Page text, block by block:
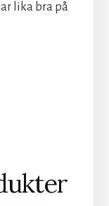
lika bra på